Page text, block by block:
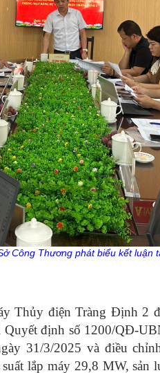
Công Thương phát biểu kết luận
Thủy điện Tràng Định 2
định số 1200/QĐ-
31/3/2025 và điều
lắp máy 29,8 MW, sản